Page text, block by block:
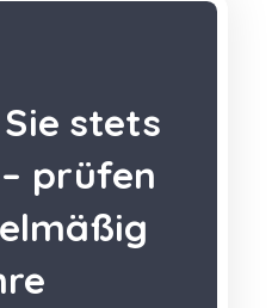
stets
prüfen